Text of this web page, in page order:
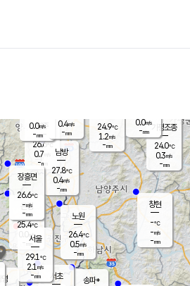
양주
26.6℃
0.7
-mm
가평조종
24.0℃
0.3m/s
-mm
24.9℃
1.2m/s
-mm
창현
-℃
-m/s
-mm
0.0m/s
-mm
명
은평
25.4℃
0.0 m/s
- mm
노원
26.4℃
0.5m/s
-mm
송파*
서초
남방
27.8℃
0.4m/s
-mm
장흥면
26.6℃
-m/s
-mm
0.0m/s
-mm
서울
29.1℃
2.1 m/s
-mm
0.4m/s
-mm